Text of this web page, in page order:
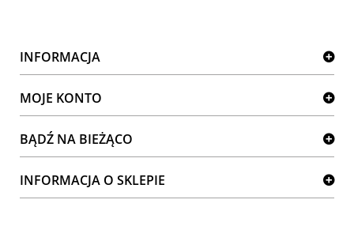
INFORMACJA
MOJE KONTO
BĄDŹ NA BIEŻĄCO
INFORMACJA O SKLEPIE